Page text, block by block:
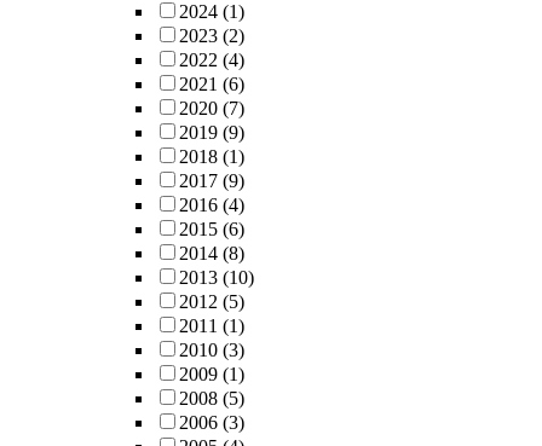
2024 (1)
2023 (2)
2022 (4)
2021 (6)
2020 (7)
2019 (9)
2018 (1)
2017 (9)
2016 (4)
2015 (6)
2014 (8)
2013 (10)
2012 (5)
2011 (1)
2010 (3)
2009 (1)
2008 (5)
2006 (3)